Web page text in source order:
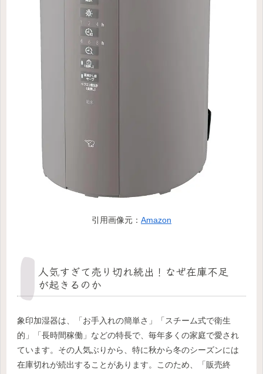
引用画像元： Amazon
人気すぎて売り切れ続出！なぜ在庫不足
が起きるのか
象印加湿器は、「お手入れの簡単さ」「スチーム式で衛生
的」「長時間稼働」などの特長で、毎年多くの家庭で愛され
ています。その人気ぶりから、特に秋から冬のシーズンには
在庫切れが続出することがあります。このため、「販売終